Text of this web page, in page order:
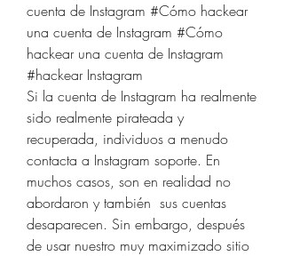
cuenta de Instagram #Cómo hackear
una cuenta de Instagram #Cómo
hackear una cuenta de Instagram
#hackear Instagram
Si la cuenta de Instagram ha realmente
sido realmente pirateada y
recuperada, individuos a menudo
contacta a Instagram soporte. En
muchos casos, son en realidad no
abordaron y también  sus cuentas
desaparecen. Sin embargo, después
de usar nuestro muy maximizado sitio